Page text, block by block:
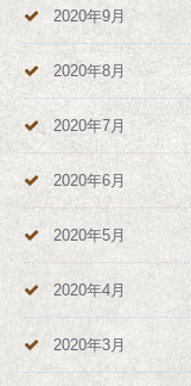
2020年9月
2020年8月
2020年7月
2020年6月
2020年5月
2020年4月
2020年3月